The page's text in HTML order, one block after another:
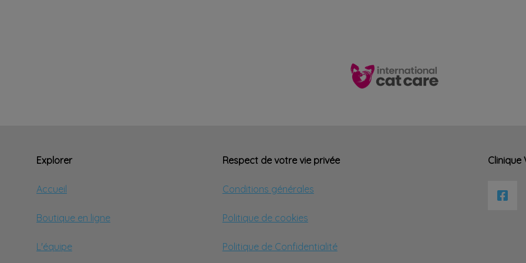
Explorer
Accueil
Boutique en ligne
L'équipe
Respect de votre vie privée
Conditions générales
Politique de cookies
Politique de Confidentialité
Clinique